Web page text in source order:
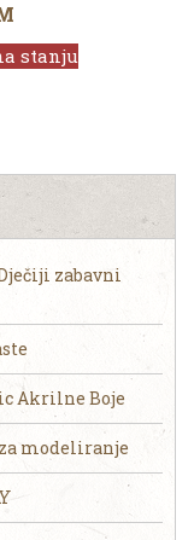
stanju
zabavni
Akrilne Boje
za modeliranje